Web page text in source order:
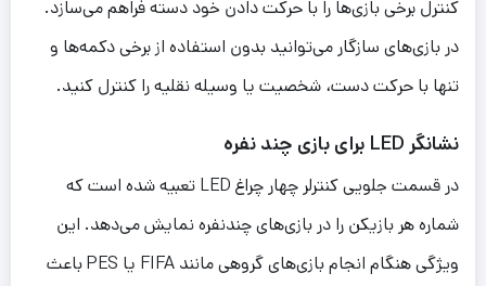
کنترل برخی بازی‌ها را با حرکت دادن خود دسته فراهم می‌سازد.
در بازی‌های سازگار می‌توانید بدون استفاده از برخی دکمه‌ها و
تنها با حرکت دست، شخصیت یا وسیله نقلیه را کنترل کنید.
نشانگر LED برای بازی چند نفره
در قسمت جلویی کنترلر چهار چراغ LED تعبیه شده است که
شماره هر بازیکن را در بازی‌های چندنفره نمایش می‌دهد. این
ویژگی هنگام انجام بازی‌های گروهی مانند FIFA یا PES باعث